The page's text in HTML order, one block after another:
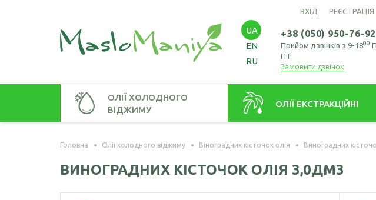
ВХІД РЕЄСТРАЦІЯ
UA
EN
RU
+38 (050) 950-76-92
Прийом дзвінків з 9-1800
ПТ
Замовити дзвінок
ОЛІЇ ХОЛОДНОГО
ВІДЖИМУ
Кавунових кісточок олія
ОЛІЇ ЕКСТРАКЦІЙНІ
Головна Олії холодного віджиму Віноградних кісточок олія Виноградних
ВИНОГРАДНИХ КІСТОЧОК ОЛІЯ 3,0ДМ3